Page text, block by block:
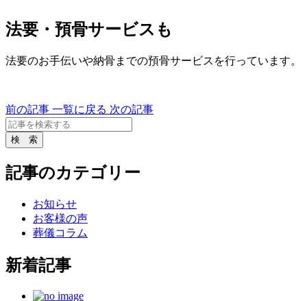
法要・預骨サービスも
法要のお手伝いや納骨までの預骨サービスを行っています。
前の記事 一覧に戻る 次の記事
記事のカテゴリー
お知らせ
お客様の声
葬儀コラム
新着記事